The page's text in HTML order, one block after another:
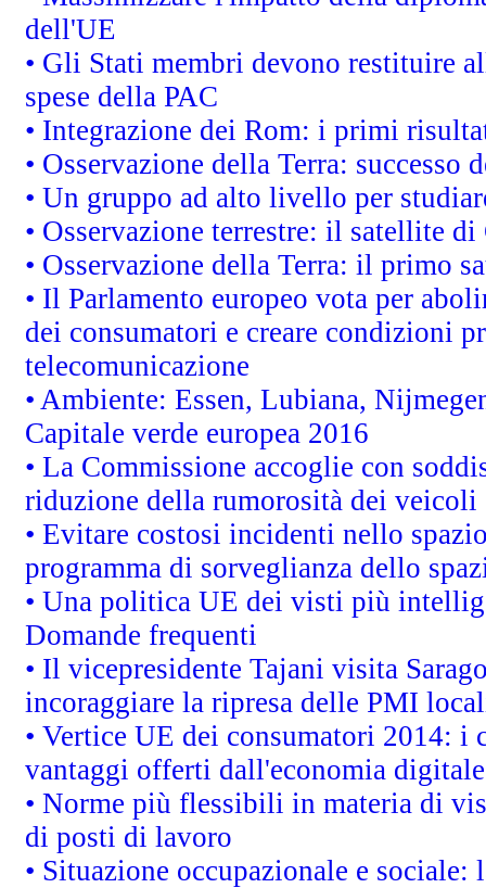
dell'UE
• Gli Stati membri devono restituire
spese della PAC
• Integrazione dei Rom: i primi
• Osservazione della Terra:
• Un gruppo ad alto livello per
• Osservazione terrestre: il satellite
• Osservazione della Terra: il primo
• Il Parlamento europeo vota per
dei consumatori e creare condizioni
telecomunicazione
• Ambiente: Essen, Lubiana,
Capitale verde europea 2016
• La Commissione accoglie con
riduzione della rumorosità dei veicoli
• Evitare costosi incidenti nello
programma di sorveglianza dello
• Una politica UE dei visti più
Domande frequenti
• Il vicepresidente Tajani visita
incoraggiare la ripresa delle PMI
• Vertice UE dei consumatori 2014:
vantaggi offerti dall'economia digitale
• Norme più flessibili in materia di
di posti di lavoro
• Situazione occupazionale e